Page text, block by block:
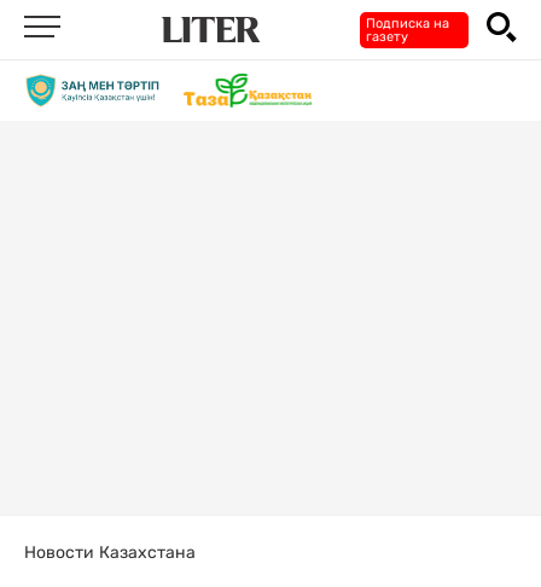
Подписка на
газету
Новости Казахстана